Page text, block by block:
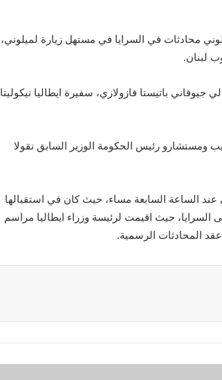
محادثات في السرايا في مستهل زيارة لميلوني،
لبنان.
باتيستا فازولازي، سفيرة ايطاليا نيكوليتا
ومستشارو رئيس الحكومة الوزير السابق نقولا
الساعة السابعة مساء، حيث كان في استقبالها
السرايا، حيث اقيمت لرئيسة وزراء ايطاليا مراسم
المحادثات الرسمية.